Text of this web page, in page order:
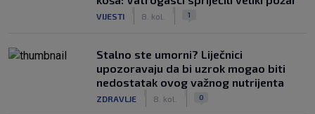
VIJESTI 8. kol. 1
Stalno ste umorni? Liječnici
upozoravaju da bi uzrok mogao biti
nedostatak ovog važnog nutrijenta
ZDRAVLJE 8. kol. 0